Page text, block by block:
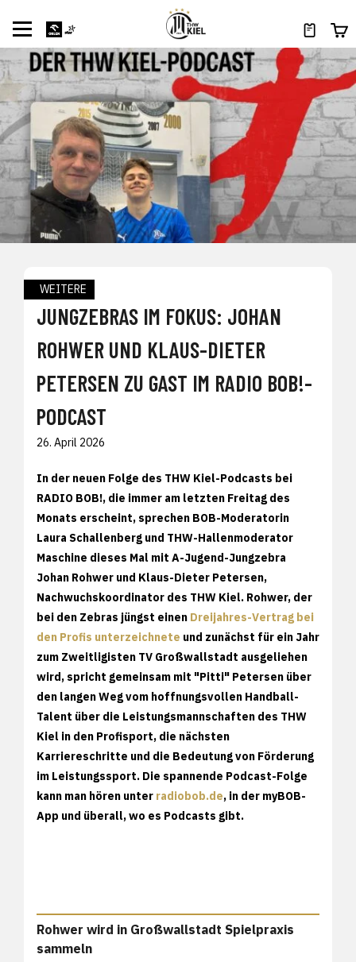
WEITERE
JUNGZEBRAS IM FOKUS: JOHAN
ROHWER UND KLAUS-DIETER
PETERSEN ZU GAST IM RADIO BOB!-
PODCAST
26. April 2026
In der neuen Folge des THW Kiel-Podcasts bei
RADIO BOB!, die immer am letzten Freitag des
Monats erscheint, sprechen BOB-Moderatorin
Laura Schallenberg und THW-Hallenmoderator
Maschine dieses Mal mit A-Jugend-Jungzebra
Johan Rohwer und Klaus-Dieter Petersen,
Nachwuchskoordinator des THW Kiel. Rohwer, der
bei den Zebras jüngst einen Dreijahres-Vertrag bei
den Profis unterzeichnete und zunächst für ein Jahr
zum Zweitligisten TV Großwallstadt ausgeliehen
wird, spricht gemeinsam mit "Pitti" Petersen über
den langen Weg vom hoffnungsvollen Handball-
Talent über die Leistungsmannschaften des THW
Kiel in den Profisport, die nächsten
Karriereschritte und die Bedeutung von Förderung
im Leistungssport. Die spannende Podcast-Folge
kann man hören unter radiobob.de, in der myBOB-
App und überall, wo es Podcasts gibt.
Rohwer wird in Großwallstadt Spielpraxis
sammeln